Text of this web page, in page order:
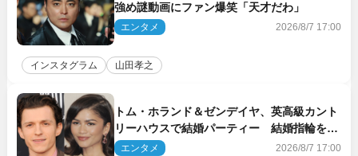
強め謎動画にファン爆笑「天才だわ」
エンタメ 2026/8/7 17:00
インスタグラム 山田孝之
トム・ホランド＆ゼンデイヤ、英高級カント
リーハウスで結婚パーティー 結婚指輪を身
に着けたトムも初キャッチ
エンタメ 2026/8/7 17:00